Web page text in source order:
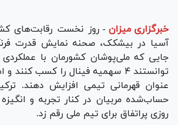
خبرگزاری میزان - روز نخست رقابت‌های
آسیا در بیشکک، صحنه نمایش قدرت
جایی که ملی‌پوشان کشورمان با
توانستند ۴ سهمیه فینال را کسب
عنوان قهرمانی تیمی افزایش دهند.
حساب‌شده مربیان در کنار تجربه و
روزی پراتفاق برای تیم ملی رقم زد.